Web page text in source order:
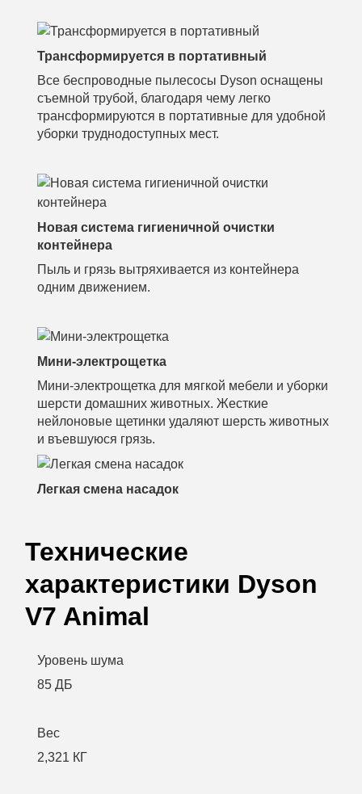
Трансформируется в портативный
Все беспроводные пылесосы Dyson оснащены
съемной трубой, благодаря чему легко
трансформируются в портативные для удобной
уборки труднодоступных мест.
Новая система гигиеничной очистки
контейнера
Пыль и грязь вытряхивается из контейнера
одним движением.
Мини-электрощетка
Мини-электрощетка для мягкой мебели и уборки
шерсти домашних животных. Жесткие
нейлоновые щетинки удаляют шерсть животных
и въевшуюся грязь.
Легкая смена насадок
Технические
характеристики Dyson
V7 Animal
Уровень шума
85 ДБ
Вес
2,321 КГ